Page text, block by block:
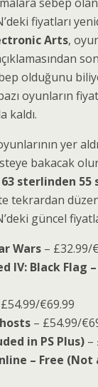
fiyatları
Arts,
olduğunu
oyunların
kaldı.
yer
bakacak
63 sterlinden 55
tekrardan
güncel
Wars – £32.99/
IV: Black Flag
€69.99
– £54.99/
in PS Plus) –
– Free